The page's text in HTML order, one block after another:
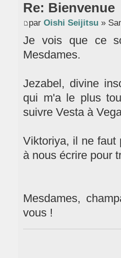
Re: Bienvenue
par Oishi Seijitsu »
Je vois que ce
Mesdames.
Jezabel, divine
qui m'a le plus
suivre Vesta à
Viktoriya, il ne faut
à nous écrire pour
Mesdames,
vous !